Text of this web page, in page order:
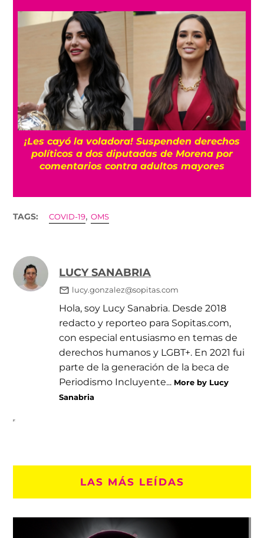
¡Les cayó la voladora! Suspenden derechos
políticos a dos diputadas de Morena por
comentarios contra adultos mayores
TAGS: COVID-19,OMS
LUCY SANABRIA
lucy.gonzalez@sopitas.com
Hola, soy Lucy Sanabria. Desde 2018
redacto y reporteo para Sopitas.com,
con especial entusiasmo en temas de
derechos humanos y LGBT+. En 2021 fui
parte de la generación de la beca de
Periodismo Incluyente... More by Lucy
Sanabria
LAS MÁS LEÍDAS